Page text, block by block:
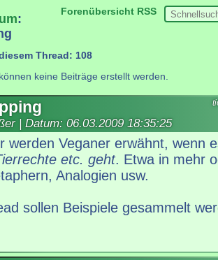
Forenübersicht RSS
:
Thread: 108
keine Beiträge erstellt werden.
| Datum: 06.03.2009 18:35:25
werden Veganer erwähnt, wenn
etc. geht. Etwa in mehr
Analogien usw.
sollen Beispiele gesammelt